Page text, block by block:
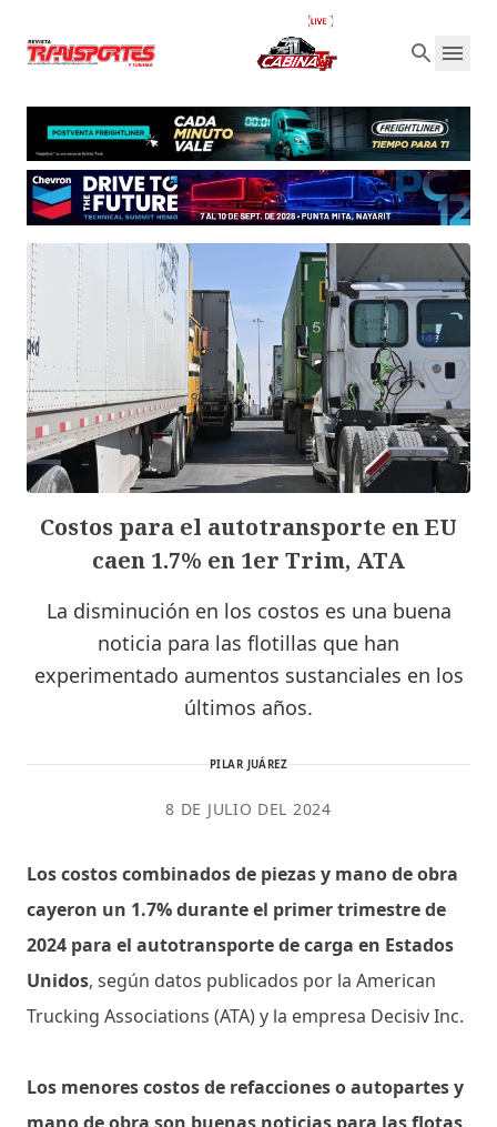
Costos para el autotransporte en EU
caen 1.7% en 1er Trim, ATA
La disminución en los costos es una buena
noticia para las flotillas que han
experimentado aumentos sustanciales en los
últimos años.
PILAR JUÁREZ
8 DE JULIO DEL 2024
Los costos combinados de piezas y mano de obra
cayeron un 1.7% durante el primer trimestre de
2024 para el autotransporte de carga en Estados
Unidos, según datos publicados por la American
Trucking Associations (ATA) y la empresa Decisiv Inc.
Los menores costos de refacciones o autopartes y